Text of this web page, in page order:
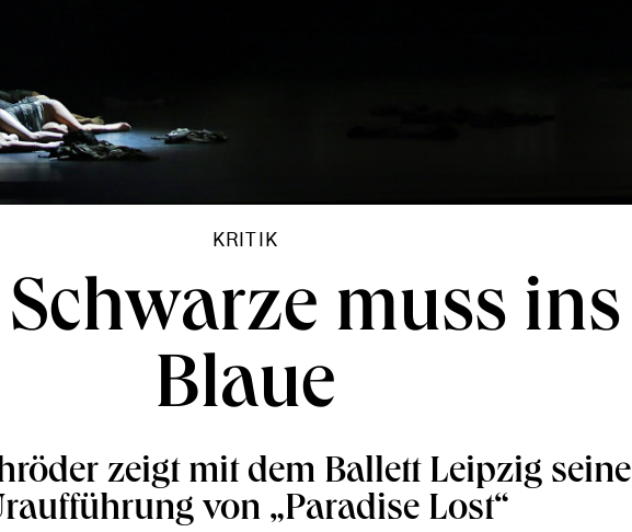
KRITIK
muss ins
Blaue
zeigt mit dem Ballett Leipzig seine
von „Paradise Lost“